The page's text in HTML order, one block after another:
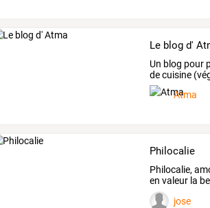
Le blog d'
Un blog pour
decuisine
Atma
Philocalie
Philocalie,
en valeur la
de…
jose